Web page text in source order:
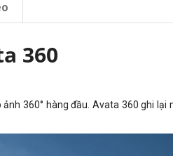
360
360° hàng đầu. Avata 360 ghi